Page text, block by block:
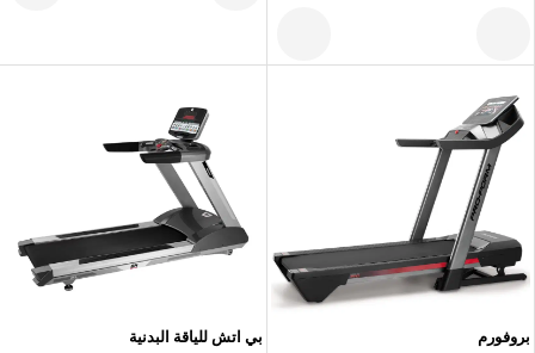
بروفورم
بي اتش للياقة البدنية